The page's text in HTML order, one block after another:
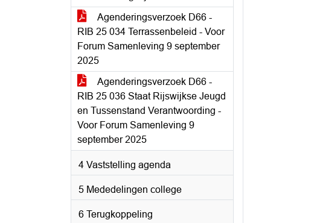
Agenderingsverzoek D66 -
RIB 25 034 Terrassenbeleid - Voor
Forum Samenleving 9 september
2025
Agenderingsverzoek D66 -
RIB 25 036 Staat Rijswijkse Jeugd
en Tussenstand Verantwoording -
Voor Forum Samenleving 9
september 2025
4 Vaststelling agenda
5 Mededelingen college
6 Terugkoppeling